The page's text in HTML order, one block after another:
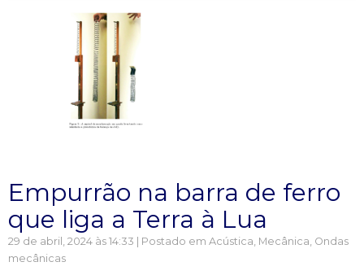
Empurrão na barra de ferro
que liga a Terra à Lua
29 de abril, 2024 às 14:33 | Postado em Acústica, Mecânica, Ondas
mecânicas